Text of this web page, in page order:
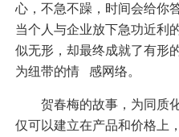
心，不急不躁，时间会给你
当个人与企业放下急功近利
似无形，却最终成就了有形
为纽带的情 感网络。
贺春梅的故事，为同质
仅可以建立在产品和价格上